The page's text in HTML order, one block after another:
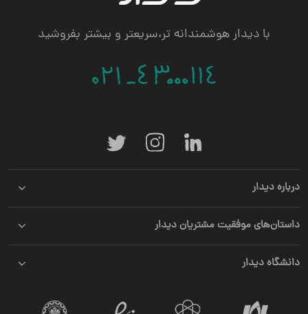
با دیدار هوشمندانه تر،سریعتر و بیشتر بفروشید
درباره دیدار
داستان‌های موفقیت مشتریان دیدار
دانشگاه دیدار